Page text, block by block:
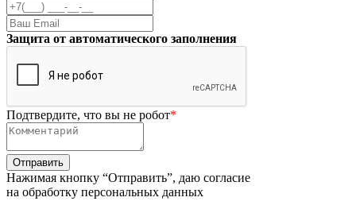
Защита от автоматического заполнения
Подтвердите, что вы не робот*
Нажимая кнопку “Отправить”, даю согласие
на обработку персональных данных